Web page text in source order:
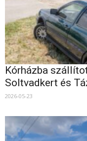
Kórházba
Soltvadkert és
2026-05-23